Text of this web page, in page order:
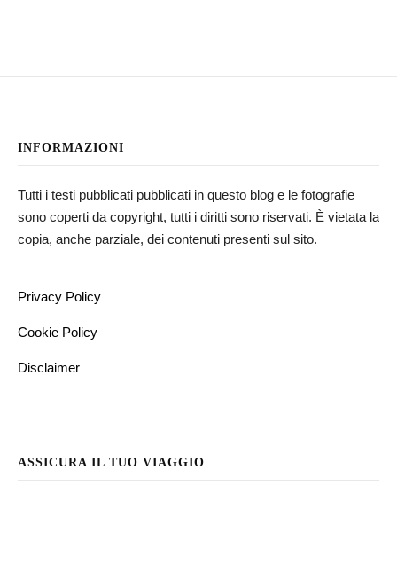
INFORMAZIONI
Tutti i testi pubblicati pubblicati in questo blog e le fotografie
sono coperti da copyright, tutti i diritti sono riservati. È vietata la
copia, anche parziale, dei contenuti presenti sul sito.
– – – – –
Privacy Policy
Cookie Policy
Disclaimer
ASSICURA IL TUO VIAGGIO